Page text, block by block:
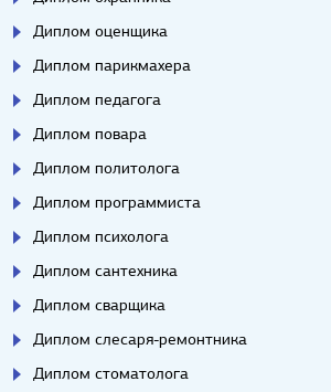
Диплом оценщика
Диплом парикмахера
Диплом педагога
Диплом повара
Диплом политолога
Диплом программиста
Диплом психолога
Диплом сантехника
Диплом сварщика
Диплом слесаря-ремонтника
Диплом стоматолога